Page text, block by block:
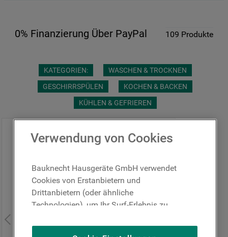
0% Finanzierung Über PayPal 109 Produkte
KATEGORIEN:
WASCHEN & TROCKNEN
GESCHIRRSPÜLEN
KOCHEN & BACKEN
KÜHLEN & GEFRIEREN
0% Finanzierung über PayPal
Verwendung von Cookies
Bauknecht Hausgeräte GmbH verwendet
Cookies von Erstanbietern und
Drittanbietern (oder ähnliche
Technologien), um Ihr Surf-Erlebnis zu
Cookies), um unser Publikum zu messen